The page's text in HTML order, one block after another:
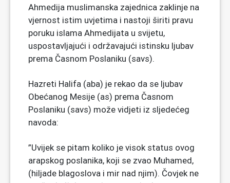
Ahmedija muslimanska zajednica zaklinje na
vjernost istim uvjetima i nastoji širiti pravu
poruku islama Ahmedijata u svijetu,
uspostavljajući i održavajući istinsku ljubav
prema Časnom Poslaniku (savs).
Hazreti Halifa (aba) je rekao da se ljubav
Obećanog Mesije (as) prema Časnom
Poslaniku (savs) može vidjeti iz sljedećeg
navoda:
”Uvijek se pitam koliko je visok status ovog
arapskog poslanika, koji se zvao Muhamed,
(hiljade blagoslova i mir nad njim). Čovjek ne